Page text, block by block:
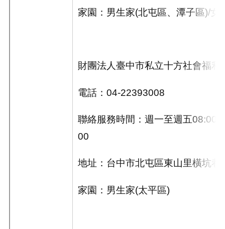
家園：男生家(北屯區、潭子區)/女
財團法人臺中市私立十方社會福利
電話： 04-22393008
聯絡服務時間：週一至週五
00
地址：台中市北屯區東山里橫坑巷
家園：男生家(太平區)